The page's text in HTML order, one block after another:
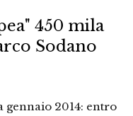
450 mila
Sodano
gennaio 2014: entro